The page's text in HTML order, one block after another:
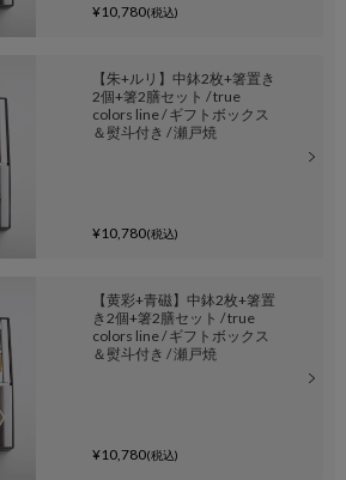
¥10,780(税込)
【朱+ルリ】中鉢2枚+箸置き
2個+箸2膳セット / true
colors line / ギフトボックス
＆熨斗付き / 瀬戸焼
¥10,780(税込)
【黄彩+青磁】中鉢2枚+箸置
き2個+箸2膳セット / true
colors line / ギフトボックス
＆熨斗付き / 瀬戸焼
¥10,780(税込)